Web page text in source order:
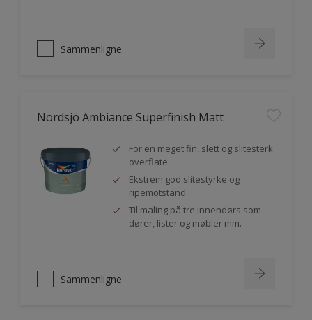
Sammenligne
Nordsjö Ambiance Superfinish Matt
For en meget fin, slett og slitesterk
overflate
Ekstrem god slitestyrke og
ripemotstand
Til maling på tre innendørs som
dører, lister og møbler mm.
Sammenligne